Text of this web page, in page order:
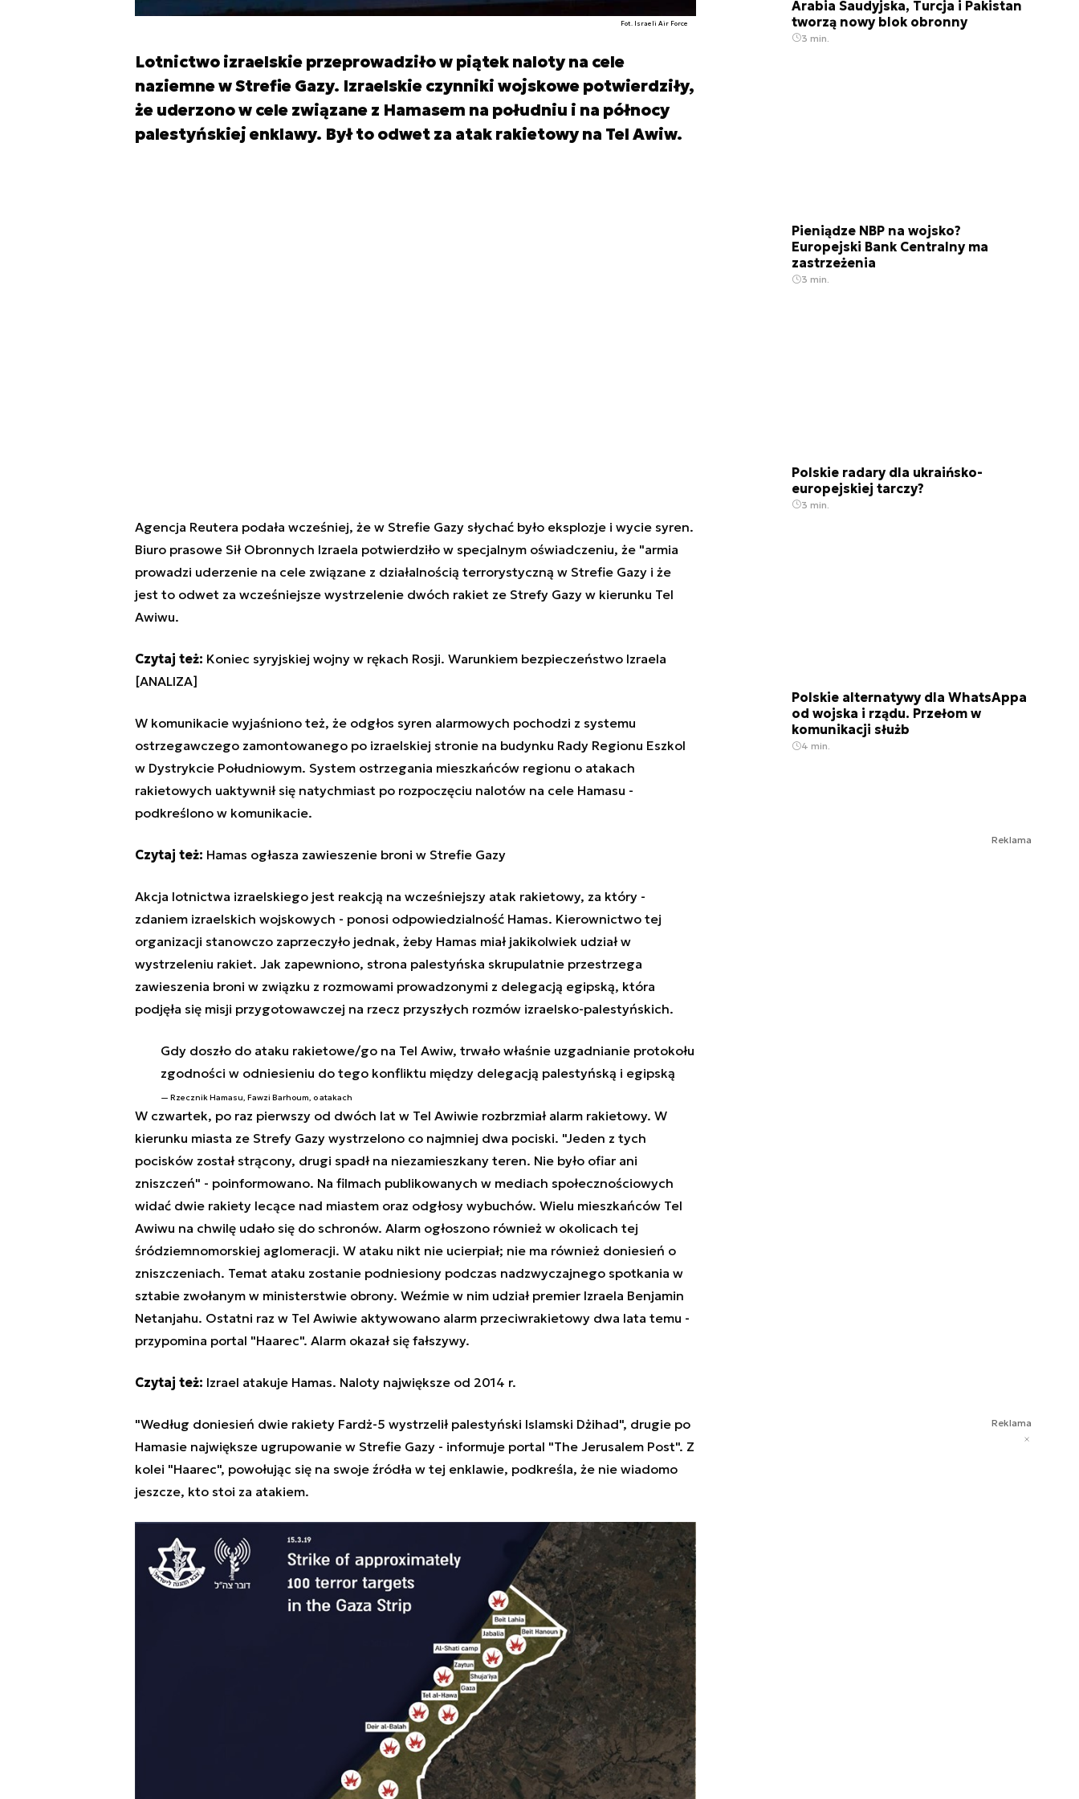
Fot. Israeli Air Force
Lotnictwo izraelskie przeprowadziło w piątek naloty na cele
naziemne w Strefie Gazy. Izraelskie czynniki wojskowe potwierdziły,
że uderzono w cele związane z Hamasem na południu i na północy
palestyńskiej enklawy. Był to odwet za atak rakietowy na Tel Awiw.
Agencja Reutera podała wcześniej, że w Strefie Gazy słychać było eksplozje i wycie syren.
Biuro prasowe Sił Obronnych Izraela potwierdziło w specjalnym oświadczeniu, że "armia
prowadzi uderzenie na cele związane z działalnością terrorystyczną w Strefie Gazy i że
jest to odwet za wcześniejsze wystrzelenie dwóch rakiet ze Strefy Gazy w kierunku Tel
Awiwu.
Czytaj też: Koniec syryjskiej wojny w rękach Rosji. Warunkiem bezpieczeństwo Izraela
[ANALIZA]
W komunikacie wyjaśniono też, że odgłos syren alarmowych pochodzi z systemu
ostrzegawczego zamontowanego po izraelskiej stronie na budynku Rady Regionu Eszkol
w Dystrykcie Południowym. System ostrzegania mieszkańców regionu o atakach
rakietowych uaktywnił się natychmiast po rozpoczęciu nalotów na cele Hamasu -
podkreślono w komunikacie.
Czytaj też: Hamas ogłasza zawieszenie broni w Strefie Gazy
Akcja lotnictwa izraelskiego jest reakcją na wcześniejszy atak rakietowy, za który -
zdaniem izraelskich wojskowych - ponosi odpowiedzialność Hamas. Kierownictwo tej
organizacji stanowczo zaprzeczyło jednak, żeby Hamas miał jakikolwiek udział w
wystrzeleniu rakiet. Jak zapewniono, strona palestyńska skrupulatnie przestrzega
zawieszenia broni w związku z rozmowami prowadzonymi z delegacją egipską, która
podjęła się misji przygotowawczej na rzecz przyszłych rozmów izraelsko-palestyńskich.
Gdy doszło do ataku rakietowe/go na Tel Awiw, trwało właśnie uzgadnianie protokołu
zgodności w odniesieniu do tego konfliktu między delegacją palestyńską i egipską
Rzecznik Hamasu, Fawzi Barhoum, o atakach
W czwartek, po raz pierwszy od dwóch lat w Tel Awiwie rozbrzmiał alarm rakietowy. W
kierunku miasta ze Strefy Gazy wystrzelono co najmniej dwa pociski. "Jeden z tych
pocisków został strącony, drugi spadł na niezamieszkany teren. Nie było ofiar ani
zniszczeń" - poinformowano. Na filmach publikowanych w mediach społecznościowych
widać dwie rakiety lecące nad miastem oraz odgłosy wybuchów. Wielu mieszkańców Tel
Awiwu na chwilę udało się do schronów. Alarm ogłoszono również w okolicach tej
śródziemnomorskiej aglomeracji. W ataku nikt nie ucierpiał; nie ma również doniesień o
zniszczeniach. Temat ataku zostanie podniesiony podczas nadzwyczajnego spotkania w
sztabie zwołanym w ministerstwie obrony. Weźmie w nim udział premier Izraela Benjamin
Netanjahu. Ostatni raz w Tel Awiwie aktywowano alarm przeciwrakietowy dwa lata temu -
przypomina portal "Haarec". Alarm okazał się fałszywy.
Czytaj też: Izrael atakuje Hamas. Naloty największe od 2014 r.
"Według doniesień dwie rakiety Fardż-5 wystrzelił palestyński Islamski Dżihad", drugie po
Hamasie największe ugrupowanie w Strefie Gazy - informuje portal "The Jerusalem Post". Z
kolei "Haarec", powołując się na swoje źródła w tej enklawie, podkreśla, że nie wiadomo
jeszcze, kto stoi za atakiem.
Arabia Saudyjska, Turcja i Pakistan
tworzą nowy blok obronny
3 min.
Pieniądze NBP na wojsko?
Europejski Bank Centralny ma
zastrzeżenia
3 min.
Polskie radary dla ukraińsko-
europejskiej tarczy?
3 min.
Polskie alternatywy dla WhatsAppa
od wojska i rządu. Przełom w
komunikacji służb
4 min.
Reklama
Reklama